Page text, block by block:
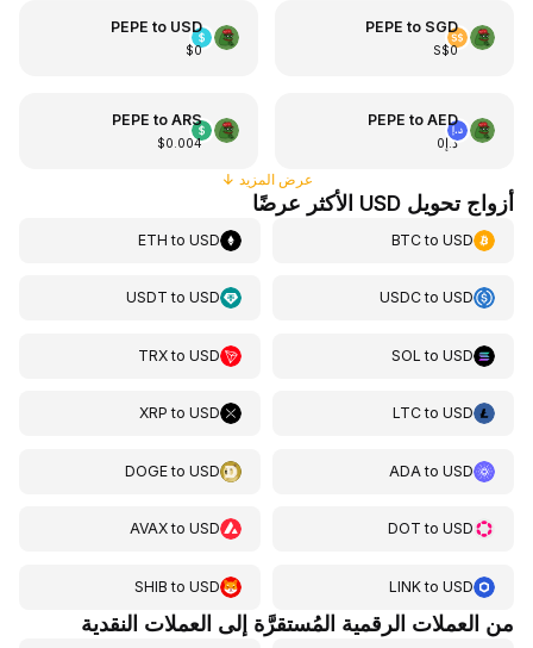
PEPE to SGD
S$0
PEPE to USD
$0
PEPE toAED
د.إ0
PEPE toARS
$0.004
عرض المزيد ↓
أزواج تحويل USD الأكثر عرضًا
BTCtoUSD
ETH toUSD
USDCtoUSD
USDT toUSD
SOL toUSD
TRXtoUSD
LTCtoUSD
XRP toUSD
ADA toUSD
DOGEtoUSD
DOT toUSD
AVAXtoUSD
LINKtoUSD
SHIB toUSD
من العملات الرقمية المُستقرَّة إلى العملات النقدية